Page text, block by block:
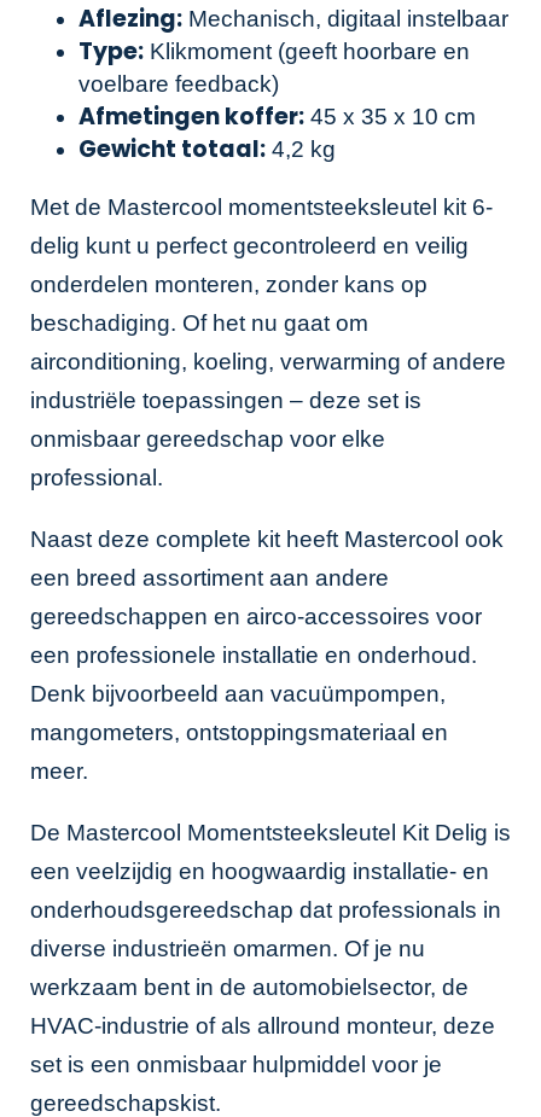
Aflezing: Mechanisch, digitaal instelbaar
Type: Klikmoment (geeft hoorbare en
voelbare feedback)
Afmetingen koffer: 45 x 35 x 10 cm
Gewicht totaal: 4,2 kg
Met de Mastercool momentsteeksleutel kit 6-
delig kunt u perfect gecontroleerd en veilig
onderdelen monteren, zonder kans op
beschadiging. Of het nu gaat om
airconditioning, koeling, verwarming of andere
industriële toepassingen – deze set is
onmisbaar gereedschap voor elke
professional.
Naast deze complete kit heeft Mastercool ook
een breed assortiment aan andere
gereedschappen en airco-accessoires voor
een professionele installatie en onderhoud.
Denk bijvoorbeeld aan vacuümpompen,
mangometers, ontstoppingsmateriaal en
meer.
De Mastercool Momentsteeksleutel Kit Delig is
een veelzijdig en hoogwaardig installatie- en
onderhoudsgereedschap dat professionals in
diverse industrieën omarmen. Of je nu
werkzaam bent in de automobielsector, de
HVAC-industrie of als allround monteur, deze
set is een onmisbaar hulpmiddel voor je
gereedschapskist.